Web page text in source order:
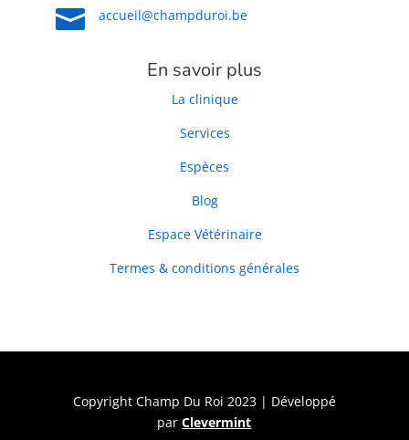
 accueil@champduroi.be
En savoir plus
La clinique
Services
Espèces
Blog
Espace Vétérinaire
Termes & conditions générales
Copyright Champ Du Roi 2023| Développé
parClevermint